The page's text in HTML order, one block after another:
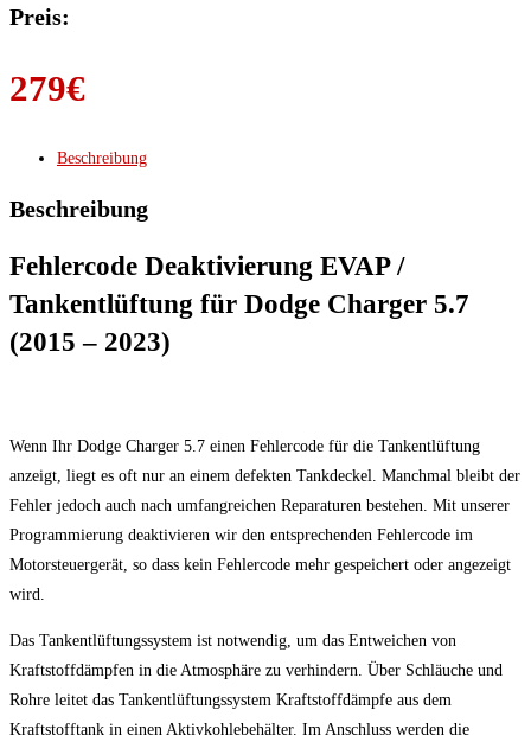
Preis:
279€
Beschreibung
Beschreibung
Fehlercode Deaktivierung EVAP /
Tankentlüftung für Dodge Charger 5.7
(2015 – 2023)
Wenn Ihr Dodge Charger 5.7 einen Fehlercode für die Tankentlüftung
anzeigt, liegt es oft nur an einem defekten Tankdeckel. Manchmal bleibt der
Fehler jedoch auch nach umfangreichen Reparaturen bestehen. Mit unserer
Programmierung deaktivieren wir den entsprechenden Fehlercode im
Motorsteuergerät, so dass kein Fehlercode mehr gespeichert oder angezeigt
wird.
Das Tankentlüftungssystem ist notwendig, um das Entweichen von
Kraftstoffdämpfen in die Atmosphäre zu verhindern. Über Schläuche und
Rohre leitet das Tankentlüftungssystem Kraftstoffdämpfe aus dem
Kraftstofftank in einen Aktivkohlebehälter. Im Anschluss werden die